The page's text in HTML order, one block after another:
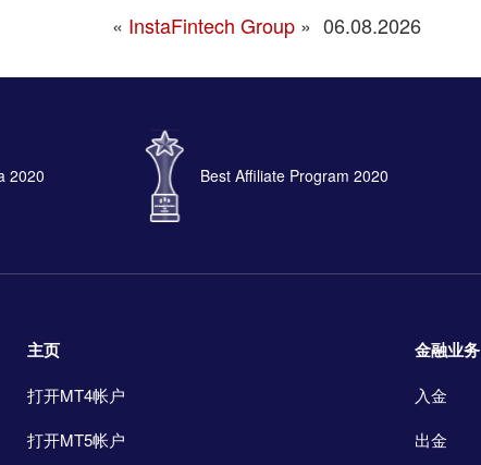
« InstaFintech Group » 06.08.2026
2020 Best Affiliate Program 2020
主页
打开MT4帐户
打开MT5帐户
金融业务
入金
出金